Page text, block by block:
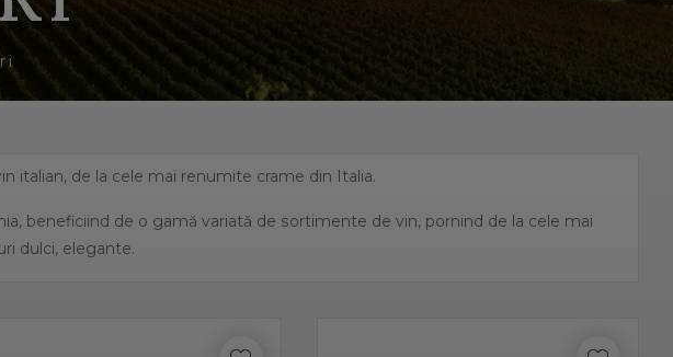
italian, de la cele mai renumite crame din Italia.
beneficiind de o gamă variată de sortimente de vin, pornind de la cele mai
dulci, elegante.